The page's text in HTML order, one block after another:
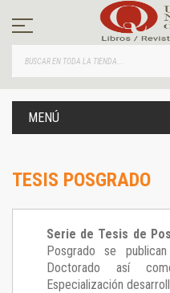
contenido
MENÚ
TESIS POSGRADO
Serie de Tesis de
Posgrado se
Doctorado así
Especialización